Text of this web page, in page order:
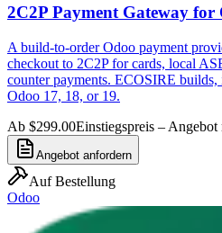
2C2P Payment Gateway for
A build-to-order Odoo payment
checkout to 2C2P for cards, local
counter payments. ECOSIRE builds,
Odoo 17, 18, or 19.
Ab $299.00Einstiegspreis –
Angebot anfordern
Auf Bestellung
Odoo